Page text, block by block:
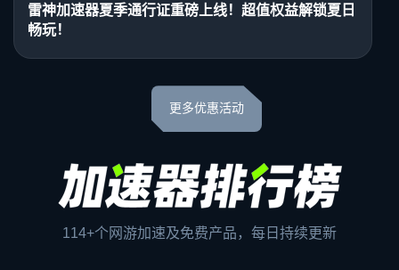
雷神加速器夏季通行证重磅上线！超值权益解锁夏日
畅玩！
更多优惠活动
114+个网游加速及免费产品，每日持续更新